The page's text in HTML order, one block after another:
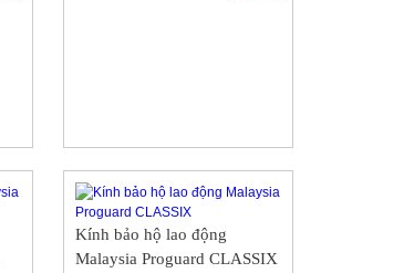
Kính bảo hộ lao động
Malaysia Proguard CLASSIX